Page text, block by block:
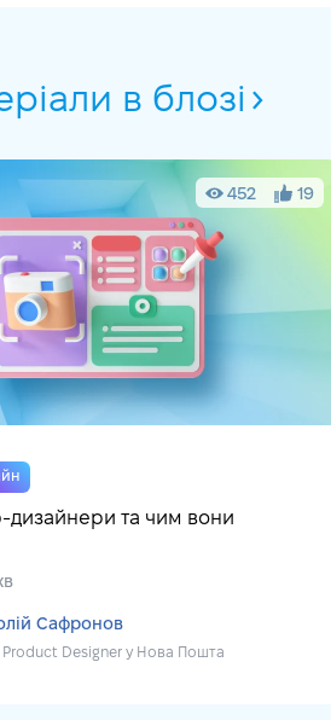
в блозі
452 19
дизайнери та чим вони
Сафронов
Product Designer у Нова Пошта